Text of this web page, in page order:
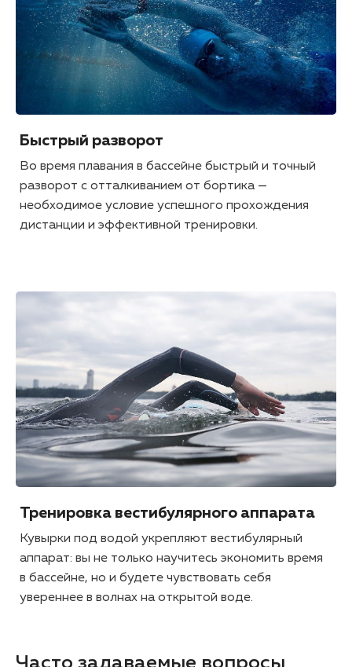
Быстрый разворот
Во время плавания в бассейне быстрый и точный
разворот с отталкиванием от бортика —
необходимое условие успешного прохождения
дистанции и эффективной тренировки.
Тренировка вестибулярного аппарата
Кувырки под водой укрепляют вестибулярный
аппарат: вы не только научитесь экономить время
в бассейне, но и будете чувствовать себя
увереннее в волнах на открытой воде.